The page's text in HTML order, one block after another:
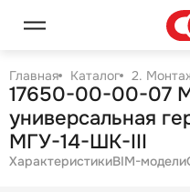
Главная Каталог 2.
17650-00-00-07
универсальная
МГУ-14-ШК-III
ХарактеристикиBIM-модели